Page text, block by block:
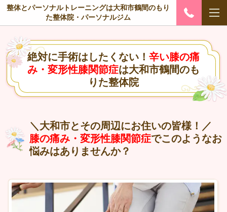
整体とパーソナルトレーニングは大和市鶴間のもり
た整体院・パーソナルジム
絶対に手術はしたくない！ 辛い膝の痛
み・変形性膝関節症は大和市鶴間のも
りた整体院
＼大和市とその周辺にお住いの皆様！／
膝の痛み・変形性膝関節症でこのようなお
悩みはありませんか？